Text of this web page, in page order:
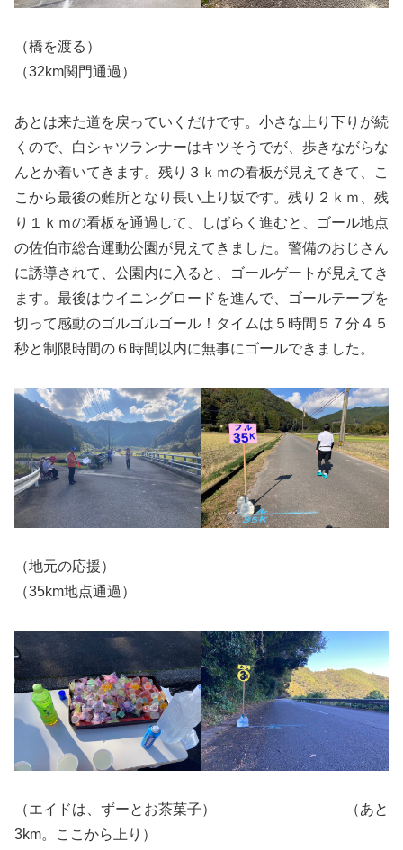
（橋を渡る）
（32km関門通過）
あとは来た道を戻っていくだけです。小さな上り下りが続
くので、白シャツランナーはキツそうでが、歩きながらな
んとか着いてきます。残り３ｋｍの看板が見えてきて、こ
こから最後の難所となり長い上り坂です。残り２ｋｍ、残
り１ｋｍの看板を通過して、しばらく進むと、ゴール地点
の佐伯市総合運動公園が見えてきました。警備のおじさん
に誘導されて、公園内に入ると、ゴールゲートが見えてき
ます。最後はウイニングロードを進んで、ゴールテープを
切って感動のゴルゴルゴール！タイムは５時間５７分４５
秒と制限時間の６時間以内に無事にゴールできました。
（地元の応援）
（35km地点通過）
（エイドは、ずーとお茶菓子） （あと
3km。ここから上り）